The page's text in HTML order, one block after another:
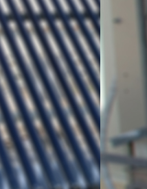
υπηρεσιών
ευρωπαϊκών
διαπίστευση
Ανάπτυξη
τεχνολογικών